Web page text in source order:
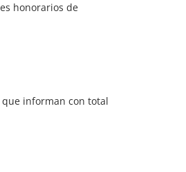
honorarios de
que informan con total